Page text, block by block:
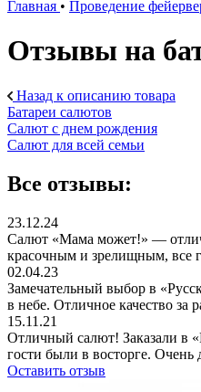
Главная • Проведение
Отзывы на
Назад к описанию товара
Батареи салютов
Салют с днем рождения
Салют для всей семьи
Все отзывы:
23.12.24
Салют «Мама может!» —
красочным и зрелищным, все
02.04.23
Замечательный выбор в
в небе. Отличное качество
15.11.21
Отличный салют! Заказали в
гости были в восторге. Очень
Оставить отзыв